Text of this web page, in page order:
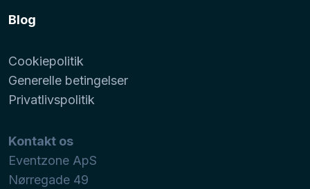
Blog
Cookiepolitik
Generelle betingelser
Privatlivspolitik
Kontakt os
Eventzone ApS
Nørregade 49